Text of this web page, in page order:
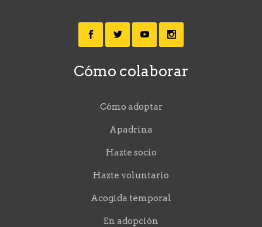
Cómo colaborar
Cómo adoptar
Apadrina
Hazte socio
Hazte voluntario
Acogida temporal
En adopción